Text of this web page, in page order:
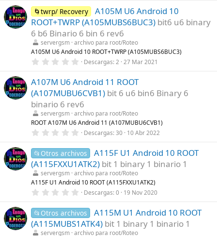
a
(
s
)
0
0
e
s
t
r
e
l
a
(
s
)
🌀twrp/ Recovery
A105M U6 Android 10
ROOT+TWRP (A105MUBS6BUC3) bit6 u6 binary
6 b6 Binario 6 bin 6 rev6
servergsm archivo para root/Roteo
A105M U6 Android 10 ROOT+TWRP (A105MUBS6BUC3)
0
0
0
e
s
t
r
e
l
a
(
s
)
Descargas 2 27 Mar 2021
A107M U6 Android 11 ROOT
(A107MUBU6CVB1) bit 6 u6 bin6 Binary 6
binario 6 rev6
servergsm archivo para root/Roteo
ROOT A107M U6 Android 11 (A107MUBU6CVB1)
0
0
0
e
s
t
r
e
l
a
(
s
)
Descargas 30 10 Abr 2022
📂Otros archivos
A115F U1 Android 10 ROOT
(A115FXXU1ATK2) bit 1 binary 1 binario 1
servergsm archivo para root/Roteo
A115F U1 Android 10 ROOT (A115FXXU1ATK2)
0
0
0
e
s
t
Descargas 0 19 Nov 2020
📂Otros archivos
A115M U1 Android 10 ROOT
(A115MUBS1ATK4) bit 1 binary 1 binario 1
servergsm archivo para root/Roteo